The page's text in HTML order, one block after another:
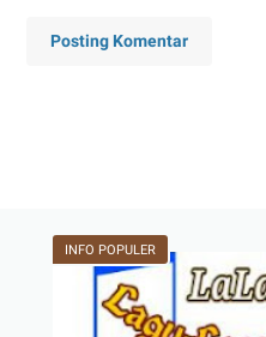
Posting Komentar
INFO POPULER